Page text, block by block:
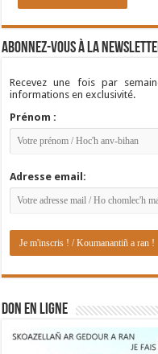
Abonnez-vous à la
Recevez une fois par
informations en exclusivité.
Prénom :
Adresse email:
DON EN LIGNE